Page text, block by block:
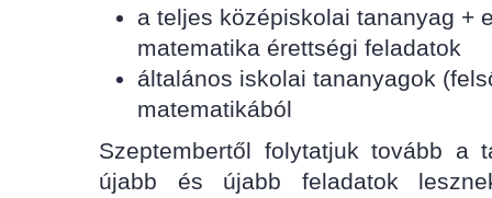
a teljes középiskolai tananyag +
matematika érettségi feladatok
általános iskolai tananyagok
matematikából
Szeptembertől folytatjuk tovább a
újabb és újabb feladatok